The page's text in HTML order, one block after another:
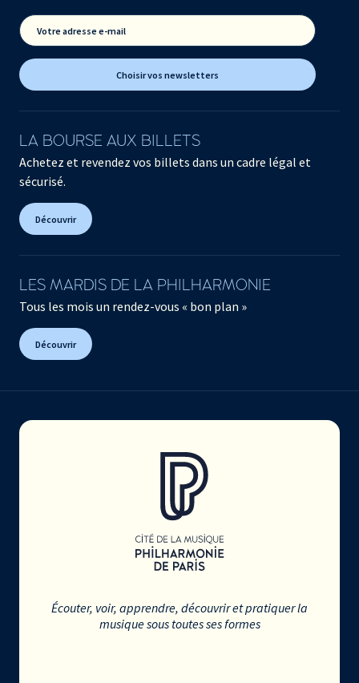
Votre adresse e-mail
Choisir vos newsletters
LA BOURSE AUX BILLETS
Achetez et revendez vos billets dans un cadre légal et
sécurisé.
Découvrir
LES MARDIS DE LA PHILHARMONIE
Tous les mois un rendez-vous « bon plan »
Découvrir
Écouter, voir, apprendre, découvrir et pratiquer la
musique sous toutes ses formes